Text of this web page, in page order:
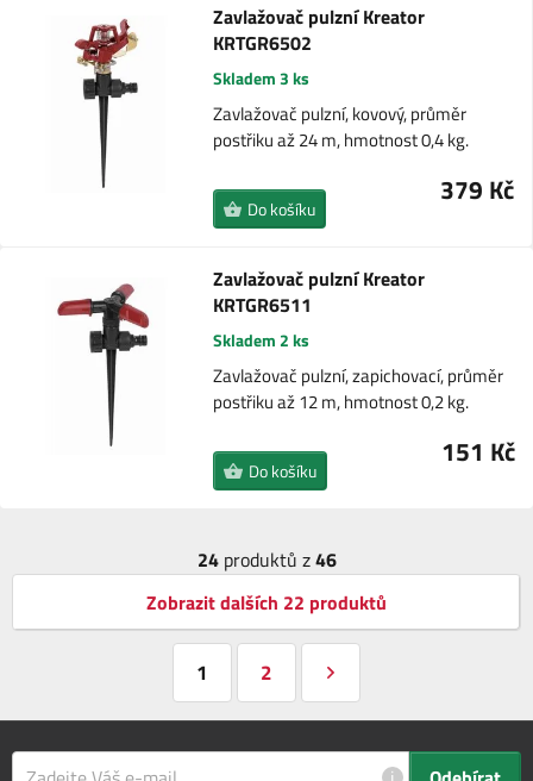
Zavlažovač pulzní Kreator
KRTGR6502
Skladem 3 ks
Zavlažovač pulzní, kovový, průměr
postřiku až 24 m, hmotnost 0,4 kg.
379 Kč
Do košíku
Zavlažovač pulzní Kreator
KRTGR6511
Skladem 2 ks
Zavlažovač pulzní, zapichovací, průměr
postřiku až 12 m, hmotnost 0,2 kg.
151 Kč
Do košíku
24produktů z46
Zobrazit dalších 22 produktů
1 2